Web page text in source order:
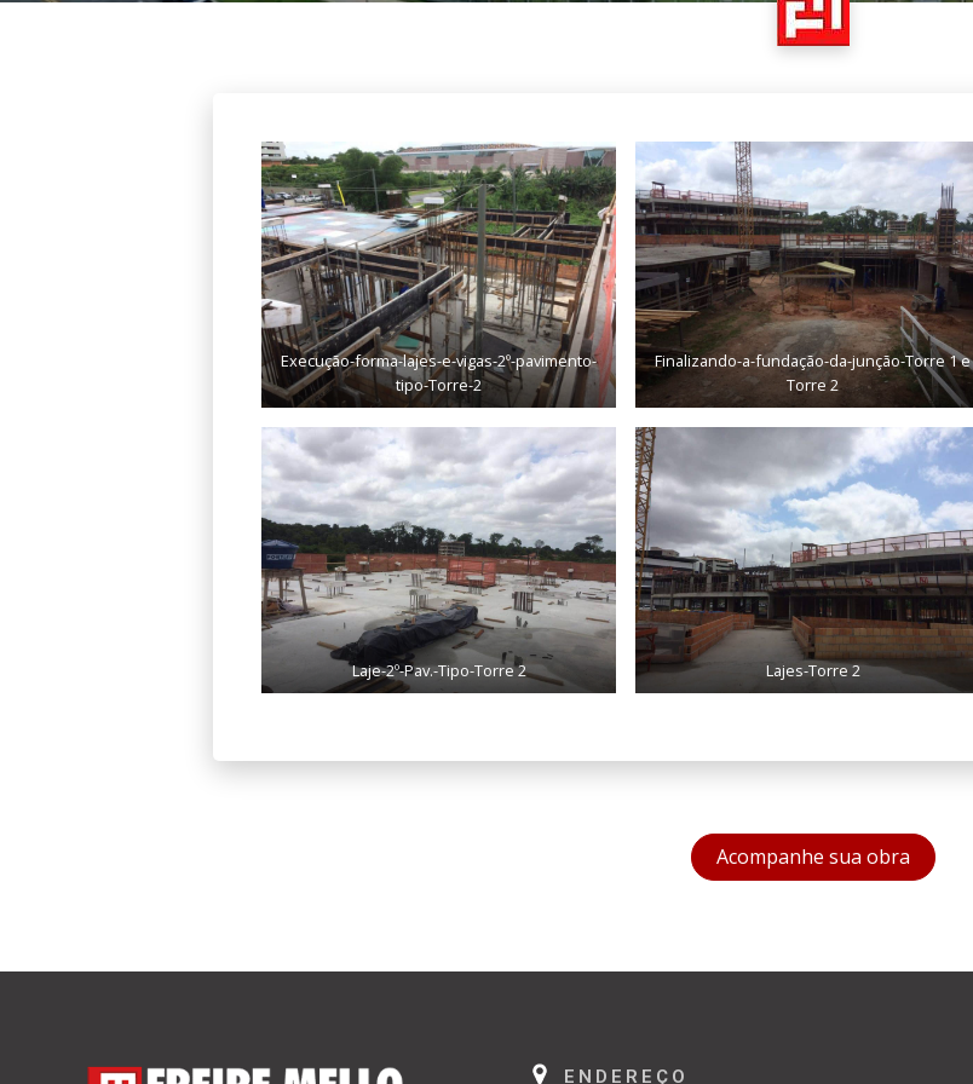
Execução-forma-lajes-e-vigas-2º-pavimento-
tipo-Torre-2
Finalizando-a-fundação-da-junção-Torre 1 e
Torre 2
Laje-2º-Pav.-Tipo-Torre 2 Lajes-Torre 2
Acompanhe sua obra
ENDEREÇO